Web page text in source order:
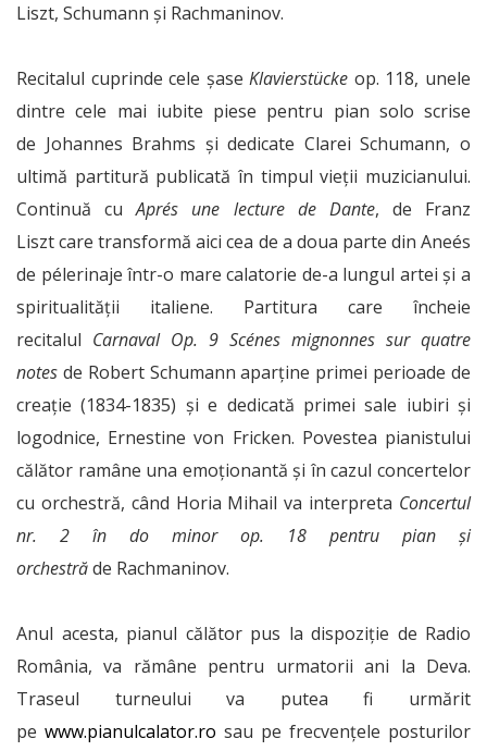
Liszt, Schumann și Rachmaninov.
Recitalul cuprinde cele șaseKlavierstücke op. 118, unele
dintre cele mai iubite piese pentru pian solo scrise
de Johannes Brahms și dedicate Clarei Schumann, o
ultimă partitură publicată în timpul vieții muzicianului.
Continuă cuAprés une lecture de Dante, de Franz
Liszt care transformă aici cea de a doua parte din Aneés
de pélerinaje într-o mare calatorie de-a lungul artei și a
spiritualității italiene. Partitura care încheie
recitalul Carnaval Op. 9 Scénes mignonnes sur quatre
notes de Robert Schumann aparține primei perioade de
creație (1834-1835) și e dedicată primei sale iubiri și
logodnice, Ernestine von Fricken. Povestea pianistului
călător ramâne una emoționantă și în cazul concertelor
cu orchestră, când Horia Mihail va interpreta Concertul
nr. 2
în do minor op. 18 pentru pian și
orchestrăde Rachmaninov.
Anul acesta, pianul călător pus la dispoziție de Radio
România, va rămâne pentru urmatorii ani la Deva.
Traseul turneului va putea fi urmărit
pe www.pianulcalator.ro sau pe frecvențele posturilor